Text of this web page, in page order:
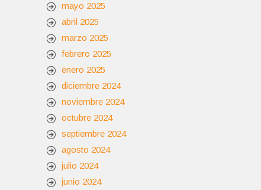
mayo 2025
abril 2025
marzo 2025
febrero 2025
enero 2025
diciembre 2024
noviembre 2024
octubre 2024
septiembre 2024
agosto 2024
julio 2024
junio 2024